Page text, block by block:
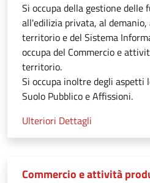
Si occupa della gestione
all'edilizia privata, al demanio,
territorio e del Sistema
occupa del Commercio e
territorio.
Si occupa inoltre degli aspetti
Suolo Pubblico e Affissioni.
Ulteriori Dettagli
Commercio e attività